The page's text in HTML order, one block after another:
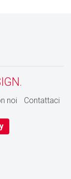
noi Contattaci